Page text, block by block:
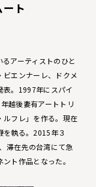
ト
アーティストのひと
ビエンナーレ、ドクメ
表。1997年にスパイ
越後妻有アートトリ
ルフレ」を作る。現在
を執る。2015年３
滞在先の台湾にて急
ト作品となった。